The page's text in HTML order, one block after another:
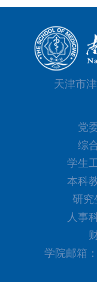
天津市
党
综
学生
本科
研究
人事
学院邮箱